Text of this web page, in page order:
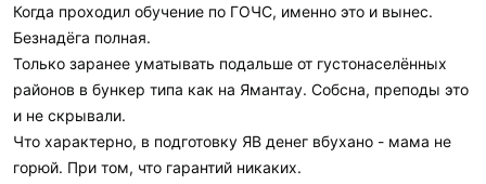
Когда проходил обучение по ГОЧС, именно это и вынес.
Безнадёга полная.
Только заранее уматывать подальше от густонаселённых
районов в бункер типа как на Ямантау. Собсна, преподы это
и не скрывали.
Что характерно, в подготовку ЯВ денег вбухано - мама не
горюй. При том, что гарантий никаких.